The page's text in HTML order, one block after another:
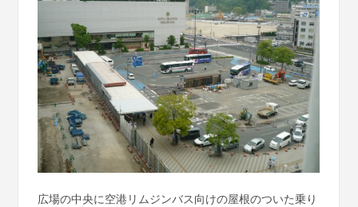
広場の中央に空港リムジンバス向けの屋根のついた乗り